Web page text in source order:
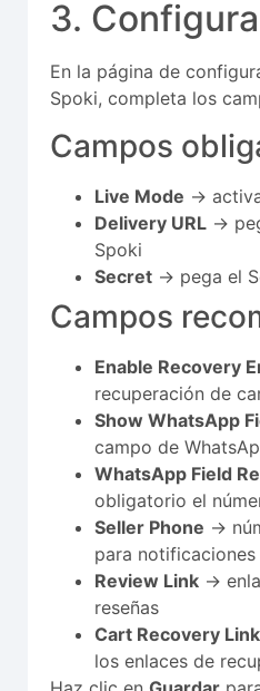
3.
En la página de
Spoki, completa los
Campos
Live Mode →
Delivery URL →
Spoki
Secret → pega el
Campos
Enable Recovery
recuperación de
Show WhatsApp
campo de
WhatsApp Field
obligatorio el
Seller Phone →
para
Review Link →
reseñas
Cart Recovery
los enlaces de